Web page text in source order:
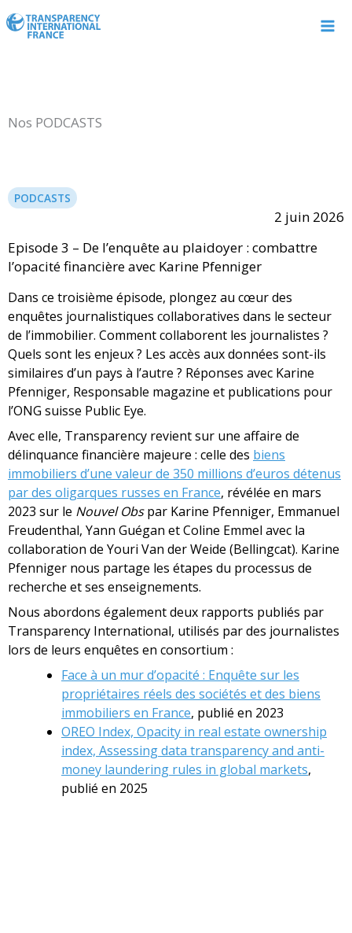
au
Nos PODCASTS
PODCASTS
2 juin 2026
Episode 3 – De l’enquête au plaidoyer : combattre
l’opacité financière avec Karine Pfenniger
Dans ce troisième épisode, plongez au cœur des
enquêtes journalistiques collaboratives dans le secteur
de l’immobilier. Comment collaborent les journalistes ?
Quels sont les enjeux ? Les accès aux données sont-ils
similaires d’un pays à l’autre ? Réponses avec Karine
Pfenniger, Responsable magazine et publications pour
l’ONG suisse Public Eye.​
Avec elle, Transparency revient sur une affaire de
délinquance financière majeure : celle des biens
immobiliers d’une valeur de 350 millions d’euros détenus
par des oligarques russes en France, révélée en mars
2023 sur le Nouvel Obspar Karine Pfenniger, Emmanuel
Freudenthal, Yann Guégan et Coline Emmel avec la
collaboration de Youri Van der Weide (Bellingcat). Karine
Pfenniger nous partage les étapes du processus de
recherche et ses enseignements.​
Nous abordons également deux rapports publiés par
Transparency International, utilisés par des journalistes
lors de leurs enquêtes en consortium :
Face à un mur d’opacité : Enquête sur les
propriétaires réels des sociétés et des biens
immobiliers en France, publié en 2023
OREO Index, Opacity in real estate ownership
index, Assessing data transparency and anti-
money laundering rules in global markets,
publié en 2025